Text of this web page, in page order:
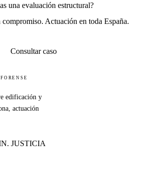
una evaluación estructural?
Actuación en toda España.
Consultar caso
edificación y
actuación
JUSTICIA